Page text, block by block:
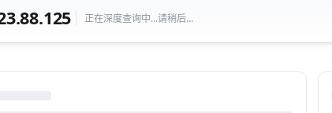
正在深度查询中...请稍后...